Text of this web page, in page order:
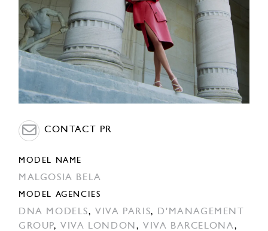
CONTACT PR
MODEL NAME
MALGOSIA BELA
MODEL AGENCIES
DNA MODELS,VIVA PARIS,
D'MANAGEMENT
GROUP,VIVA LONDON ,VIVA BARCELONA,